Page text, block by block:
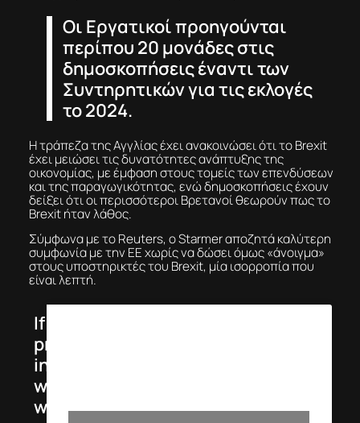
Οι Εργατικοί προηγούνται
περίπου 20 μονάδες στις
δημοσκοπήσεις έναντι των
Συντηρητικών για τις εκλογές
το 2024.
Η τράπεζα της Αγγλίας έχει ανακοινώσει ότι το Brexit
έχει μειώσει τις δυνατότητες ανάπτυξης της
οικονομίας, με έμφαση στους τομείς των επενδύσεων
και της παραγωγικότητας, ενώ δημοσκοπήσεις έχουν
δείξει ότι οι περισσότεροι Βρετανοί θεωρούν πως το
Brexit ήταν λάθος.
Σύμφωνα με το Reuters, ο Starmer αποζητά καλύτερη
συμφωνία με την ΕΕ χωρίς να δώσει όμως «άνοιγμα»
στους υποστηρικτές του Brexit, μία ισορροπία που
είναι λεπτή.
If Labour are
privileged to serve
in government, I
will look forward to
working with